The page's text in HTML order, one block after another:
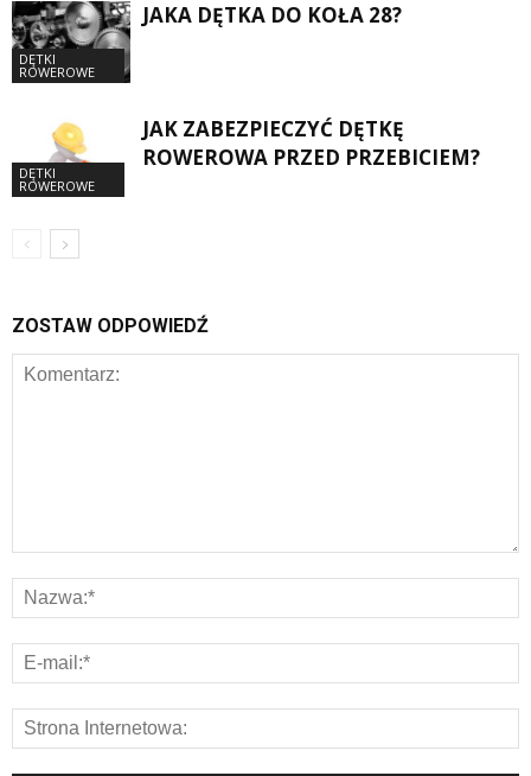
DĘTKI
ROWEROWE
JAKA DĘTKA DO KOŁA 28?
DĘTKI
ROWEROWE
JAK ZABEZPIECZYĆ DĘTKĘ
ROWEROWA PRZED PRZEBICIEM?
ZOSTAW ODPOWIEDŹ